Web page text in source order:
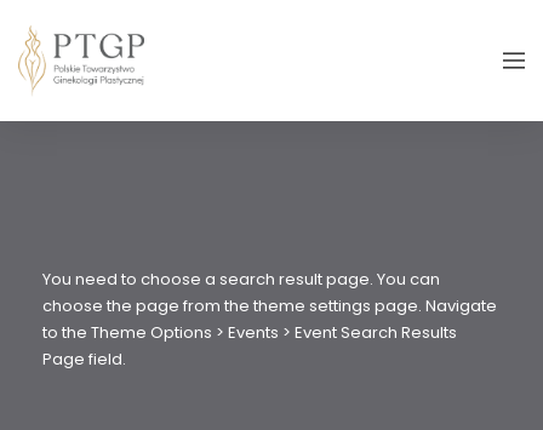
You need to choose a search result page. You can
choose the page from the theme settings page. Navigate
to the Theme Options > Events > Event Search Results
Page field.